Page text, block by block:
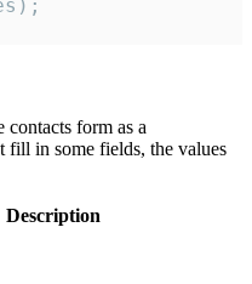
form as a
in some fields, the values
Description